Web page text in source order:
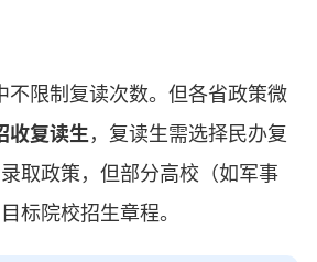
限制复读次数。但各省政策微
收复读生，复读生需选择民办复
取政策，但部分高校（如军事
标院校招生章程。